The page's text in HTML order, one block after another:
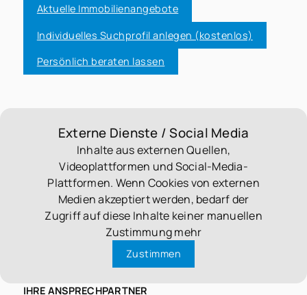
Aktuelle Immobilienangebote
Individuelles Suchprofil anlegen (kostenlos)
Persönlich beraten lassen
Externe Dienste / Social Media
Inhalte aus externen Quellen,
Videoplattformen und Social-Media-
Plattformen. Wenn Cookies von externen
Medien akzeptiert werden, bedarf der
Zugriff auf diese Inhalte keiner manuellen
Zustimmung mehr
Zustimmen
IHRE ANSPRECHPARTNER